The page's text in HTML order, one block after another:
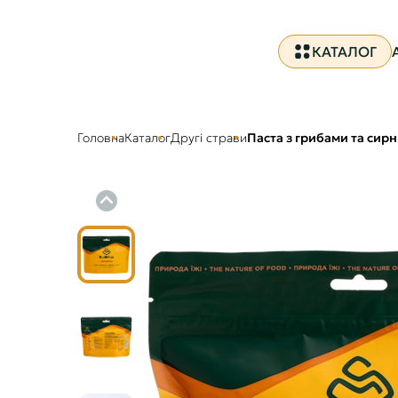
КАТАЛОГ
ГоловнаКаталогДругі стравиПаста з грибами та